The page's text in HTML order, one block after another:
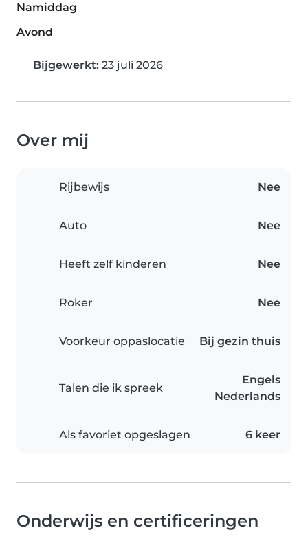
Namiddag
Avond
Bijgewerkt: 23 juli 2026
Over mij
Rijbewijs Nee
Auto Nee
Heeft zelf kinderen Nee
Roker Nee
Voorkeur oppaslocatie Bij gezin thuis
Talen die ik spreek
Engels
Nederlands
Als favoriet opgeslagen 6 keer
Onderwijs en certificeringen